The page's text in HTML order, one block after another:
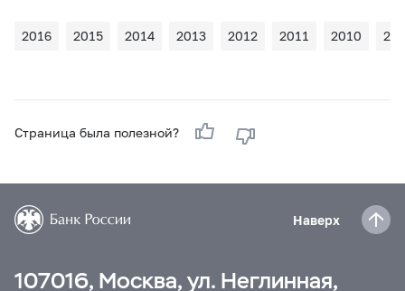
2016 2015 2014 2013 2012 2011 2010
Страница была полезной?
Наверх
107016, Москва, ул. Неглинная,